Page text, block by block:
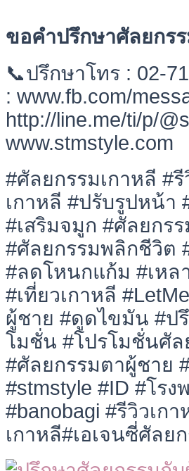
ขอคำปรึกษาศัลยกร
📞ปรึกษาโทร : 02-
: www.fb.com/
http://line.me/ti/p/
www.stmstyle.com
#ศัลยกรรมเกาหลี #
เกาหลี #ปรับรูปหน้า
#เสริมจมูก #ศัลยกร
#ศัลยกรรมพลิกชีวิต
#ลดโหนกแก้ม #เหล
#เที่ยวเกาหลี
ผู้ชาย #ดูดไขมัน #ป
โมชั่น #โปรโมชั่นศัล
#ศัลยกรรมตาผู้ชาย
#stmstyle #ID #โรง
#banobagi #รีวิวเก
เกาหลี#เอเจนซี่ศัลย